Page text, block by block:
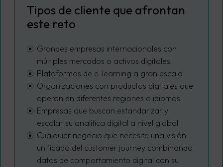
Tipos de cliente que afrontan
este reto
Grandes empresas internacionales con
múltiples mercados o activos digitales
Plataformas de e-learning a gran escala
Organizaciones con productos digitales que
operan en diferentes regiones o idiomas
Empresas que buscan estandarizar y
escalar su analítica digital a nivel global
Cualquier negocio que necesite una visión
unificada del customer journey combinando
datos de comportamiento digital con su